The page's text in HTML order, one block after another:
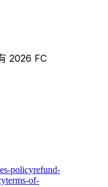
2026 FC
policyrefund-
terms-of-